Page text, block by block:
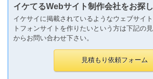
イケてるWebサイト制作会社をお探
イケサイに掲載されているようなウェブサイ
トフォンサイトを作りたいという方は下記の
からお問い合わせ下さい。